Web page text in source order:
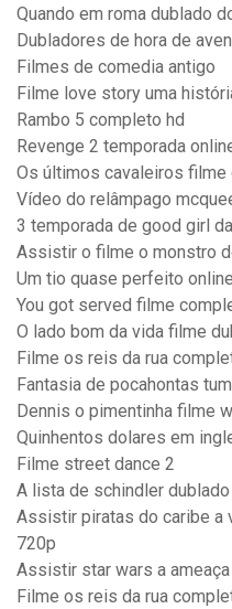
Quando em roma dublado
Dubladores de hora de
Filmes de comedia antigo
Filme love story uma
Rambo 5 completo hd
Revenge 2 temporada
Os últimos cavaleiros filme
Vídeo do relâmpago
3 temporada de good girl
Assistir o filme o monstro
Um tio quase perfeito
You got served filme
O lado bom da vida filme
Filme os reis da rua
Fantasia de pocahontas
Dennis o pimentinha filme
Quinhentos dolares em
Filme street dance 2
A lista de schindler dublado
Assistir piratas do caribe a
720p
Assistir star wars a
Filme os reis da rua